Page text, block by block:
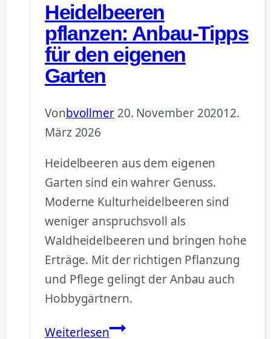
Heidelbeeren
pflanzen: Anbau-Tipps
für den eigenen
Garten
Vonbvollmer 20. November 202012.
März 2026
Heidelbeeren aus dem eigenen
Garten sind ein wahrer Genuss.
Moderne Kulturheidelbeeren sind
weniger anspruchsvoll als
Waldheidelbeeren und bringen hohe
Erträge. Mit der richtigen Pflanzung
und Pflege gelingt der Anbau auch
Hobbygärtnern.
WeiterlesenHeidelbeeren